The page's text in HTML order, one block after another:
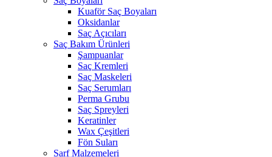
Kuaför Saç Boyaları
Oksidanlar
Saç Açıcıları
Saç Bakım Ürünleri
Şampuanlar
Saç Kremleri
Saç Maskeleri
Saç Serumları
Perma Grubu
Saç Spreyleri
Keratinler
Wax Çeşitleri
Fön Suları
Sarf Malzemeleri